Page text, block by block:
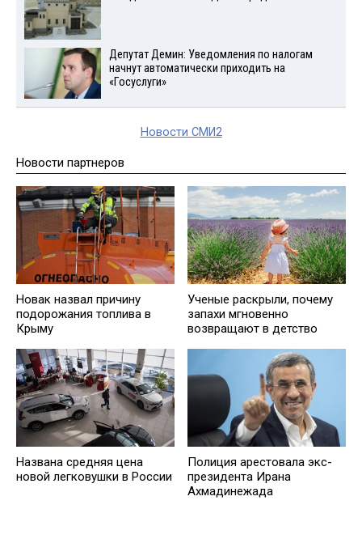
Депутат Демин: Уведомления по налогам
начнут автоматически приходить на
«Госуслуги»
Новости СМИ2
Новости партнеров
Новак назвал причину
подорожания топлива в
Крыму
Ученые раскрыли, почему
запахи мгновенно
возвращают в детство
Названа средняя цена
новой легковушки в России
Полиция арестовала экс-
президента Ирана
Ахмадинежада